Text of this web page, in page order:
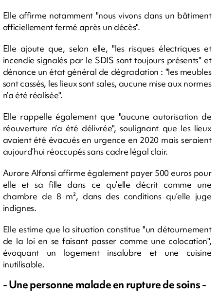
Elle affirme notamment "nous vivons dans un bâtiment
officiellement fermé après un décès".
Elle ajoute que, selon elle, "les risques électriques et
incendie signalés par le SDIS sont toujours présents" et
dénonce un état général de dégradation : "les meubles
sont cassés, les lieux sont sales, aucune mise aux normes
n’a été réalisée".
Elle rappelle également que "aucune autorisation de
réouverture n’a été délivrée", soulignant que les lieux
avaient été évacués en urgence en 2020 mais seraient
aujourd’hui réoccupés sans cadre légal clair.
Aurore Alfonsi affirme également payer 500 euros pour
elle et sa fille dans ce qu’elle décrit comme une
chambre de 8 m², dans des conditions qu’elle juge
indignes.
Elle estime que la situation constitue "un détournement
de la loi en se faisant passer comme une colocation",
évoquant un logement insalubre et une cuisine
inutilisable.
- Une personne malade en rupture de soins -